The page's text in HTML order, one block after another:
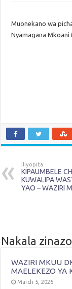
Muonekano wa
Nyamagana Mkoani
Iliyopita
KIPAUMBELE
KUWALIPA
YAO – WAZIRI
Nakala
WAZIRI MKUU
MAELEKEZO YA
March 5, 2026